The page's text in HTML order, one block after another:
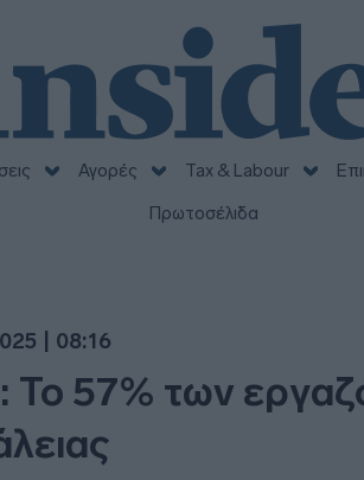
Αγορές Tax & Labour
Πρωτοσέλιδα
| 08:16
57% των